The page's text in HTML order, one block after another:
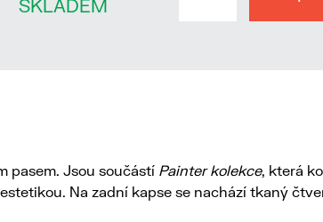
SKLADEM
pasem. Jsou součástí Painter kolekce, která
Na zadní kapse se nachází tkaný